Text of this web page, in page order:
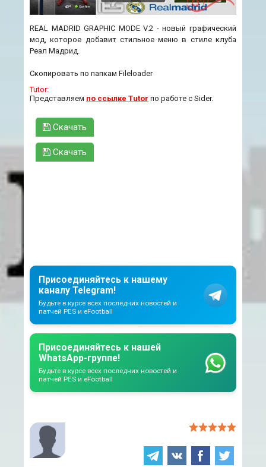
REAL MADRID GRAPHIC MODE V.2 - новый графический
мод, которое добавит стильное меню в стиле клуба
Реал Мадрид.
Скопировать по папкам Fileloader
Tutor:
Представляем по ссылке Tutor по работе с Sider.
Скачать
Скачать
Присоединяйтесь к нашему
каналу Telegram!
Будьте в курсе всех последних новостей и
патчей PES и eFootball
Присоединяйтесь к нашей
WhatsApp-группе!
Будьте в курсе всех последних новостей и
патчей PES и eFootball